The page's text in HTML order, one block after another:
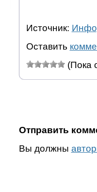
Источник:
Оставить
(Пока
Отправить
Вы должны